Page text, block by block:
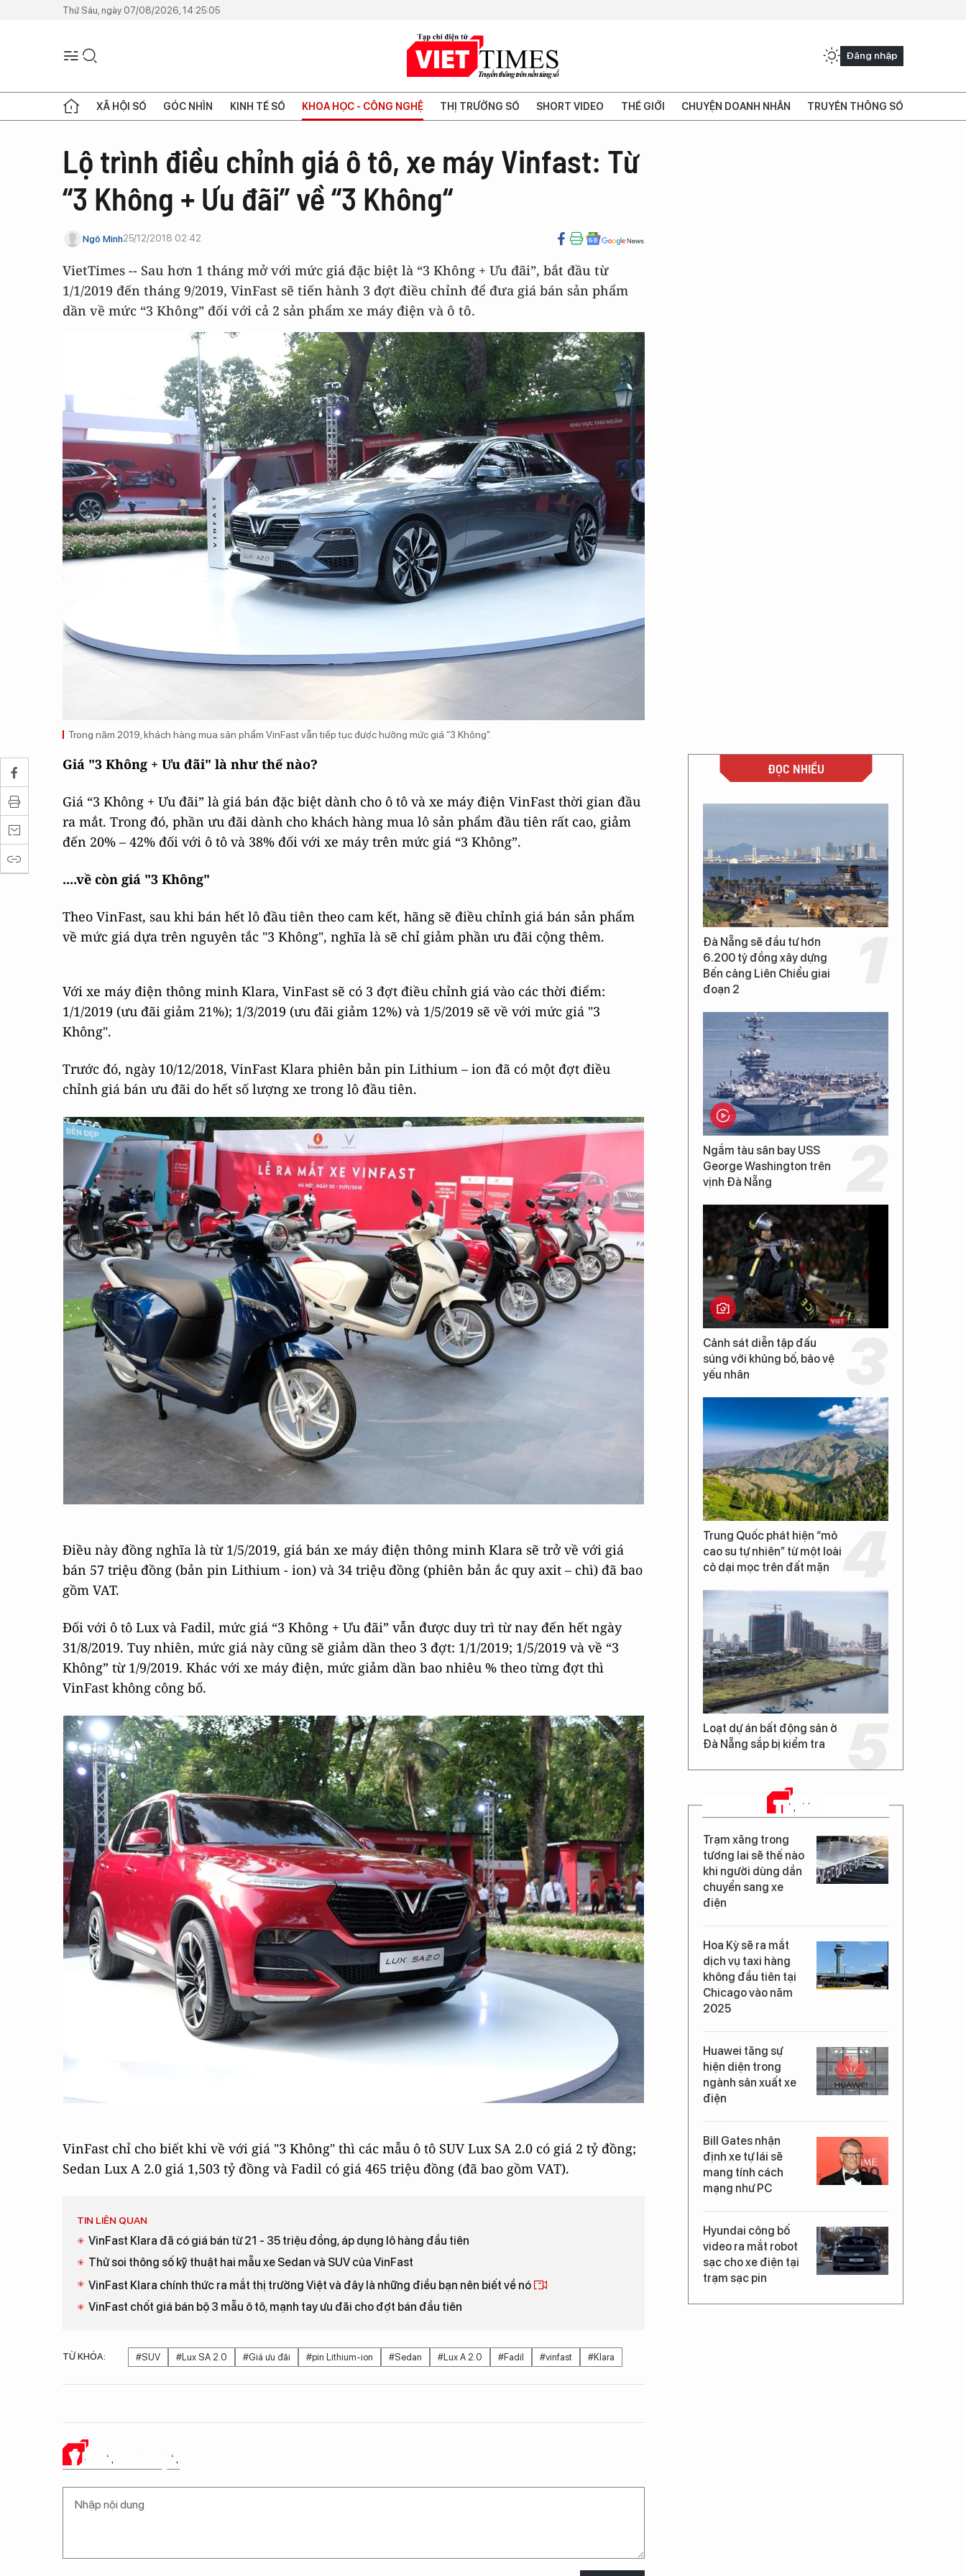
Thứ Sáu, ngày 07/08/2026, 14:25:05
Đăng nhập
XÃ HỘI SỐ GÓC NHÌN KINH TẾ SỐ KHOA HỌC - CÔNG NGHỆ THỊ TRƯỜNG SỐ SHORT VIDEO THẾ GIỚI CHUYỆN DOANH NHÂN TRUYỀN THÔNG SỐ
Lộ trình điều chỉnh giá ô tô, xe máy Vinfast: Từ
“3 Không + Ưu đãi” về “3 Không“
Ngô Minh25/12/2018 02:42
VietTimes -- Sau hơn 1 tháng mở với mức giá đặc biệt là “3 Không + Ưu đãi”, bắt đầu từ
1/1/2019 đến tháng 9/2019, VinFast sẽ tiến hành 3 đợt điều chỉnh để đưa giá bán sản phẩm
dần về mức “3 Không” đối với cả 2 sản phẩm xe máy điện và ô tô.
Trong năm 2019, khách hàng mua sản phẩm VinFast vẫn tiếp tục được hưởng mức giá “3 Không”.
Giá "3 Không + Ưu đãi" là như thế nào?
Giá “3 Không + Ưu đãi” là giá bán đặc biệt dành cho ô tô và xe máy điện VinFast thời gian đầu
ra mắt. Trong đó, phần ưu đãi dành cho khách hàng mua lô sản phẩm đầu tiên rất cao, giảm
đến 20% – 42% đối với ô tô và 38% đối với xe máy trên mức giá “3 Không”.
....về còn giá "3 Không"
Theo VinFast, sau khi bán hết lô đầu tiên theo cam kết, hãng sẽ điều chỉnh giá bán sản phẩm
về mức giá dựa trên nguyên tắc "3 Không", nghĩa là sẽ chỉ giảm phần ưu đãi cộng thêm.
Với xe máy điện thông minh Klara, VinFast sẽ có 3 đợt điều chỉnh giá vào các thời điểm:
1/1/2019 (ưu đãi giảm 21%); 1/3/2019 (ưu đãi giảm 12%) và 1/5/2019 sẽ về với mức giá "3
Không".
Trước đó, ngày 10/12/2018, VinFast Klara phiên bản pin Lithium – ion đã có một đợt điều
chỉnh giá bán ưu đãi do hết số lượng xe trong lô đầu tiên.
Điều này đồng nghĩa là từ 1/5/2019, giá bán xe máy điện thông minh Klara sẽ trở về với giá
bán 57 triệu đồng (bản pin Lithium - ion) và 34 triệu đồng (phiên bản ắc quy axit – chì) đã bao
gồm VAT.
Đối với ô tô Lux và Fadil, mức giá “3 Không + Ưu đãi” vẫn được duy trì từ nay đến hết ngày
31/8/2019. Tuy nhiên, mức giá này cũng sẽ giảm dần theo 3 đợt: 1/1/2019; 1/5/2019 và về “3
Không” từ 1/9/2019. Khác với xe máy điện, mức giảm dần bao nhiêu % theo từng đợt thì
VinFast không công bố.
VinFast chỉ cho biết khi về với giá "3 Không" thì các mẫu ô tô SUV Lux SA 2.0 có giá 2 tỷ đồng;
Sedan Lux A 2.0 giá 1,503 tỷ đồng và Fadil có giá 465 triệu đồng (đã bao gồm VAT).
TIN LIÊN QUAN
VinFast Klara đã có giá bán từ 21 - 35 triệu đồng, áp dụng lô hàng đầu tiên
Thử soi thông số kỹ thuật hai mẫu xe Sedan và SUV của VinFast
VinFast Klara chính thức ra mắt thị trường Việt và đây là những điều bạn nên biết về nó
VinFast chốt giá bán bộ 3 mẫu ô tô, mạnh tay ưu đãi cho đợt bán đầu tiên
TỪ KHÓA: #SUV #Lux SA 2.0 #Giá ưu đãi #pin Lithium-ion #Sedan #Lux A 2.0 #Fadil #vinfast #Klara
Ý KIẾN CỦA BẠN
ĐỌC NHIỀU
Đà Nẵng sẽ đầu tư hơn
6.200 tỷ đồng xây dựng
Bến cảng Liên Chiểu giai
đoạn 2
Ngắm tàu sân bay USS
George Washington trên
vịnh Đà Nẵng
Cảnh sát diễn tập đấu
súng với khủng bố, bảo vệ
yếu nhân
Trung Quốc phát hiện “mỏ
cao su tự nhiên” từ một loài
cỏ dại mọc trên đất mặn
Loạt dự án bất động sản ở
Đà Nẵng sắp bị kiểm tra
TIN MỚI
Trạm xăng trong
tương lai sẽ thế nào
khi người dùng dần
chuyển sang xe
điện
Hoa Kỳ sẽ ra mắt
dịch vụ taxi hàng
không đầu tiên tại
Chicago vào năm
2025
Huawei tăng sự
hiện diện trong
ngành sản xuất xe
điện
Bill Gates nhận
định xe tự lái sẽ
mang tính cách
mạng như PC
Hyundai công bố
video ra mắt robot
sạc cho xe điện tại
trạm sạc pin